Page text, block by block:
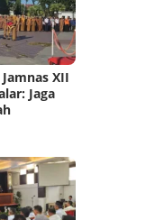
XII
Jaga